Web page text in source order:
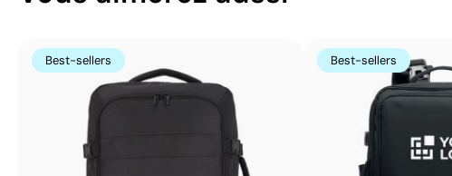
Best-sellers Best-sellers